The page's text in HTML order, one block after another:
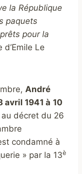
la République
paquets
pour la
Le
André
avril 1941 à 10
décret du 26
condamné à
» par la 13è